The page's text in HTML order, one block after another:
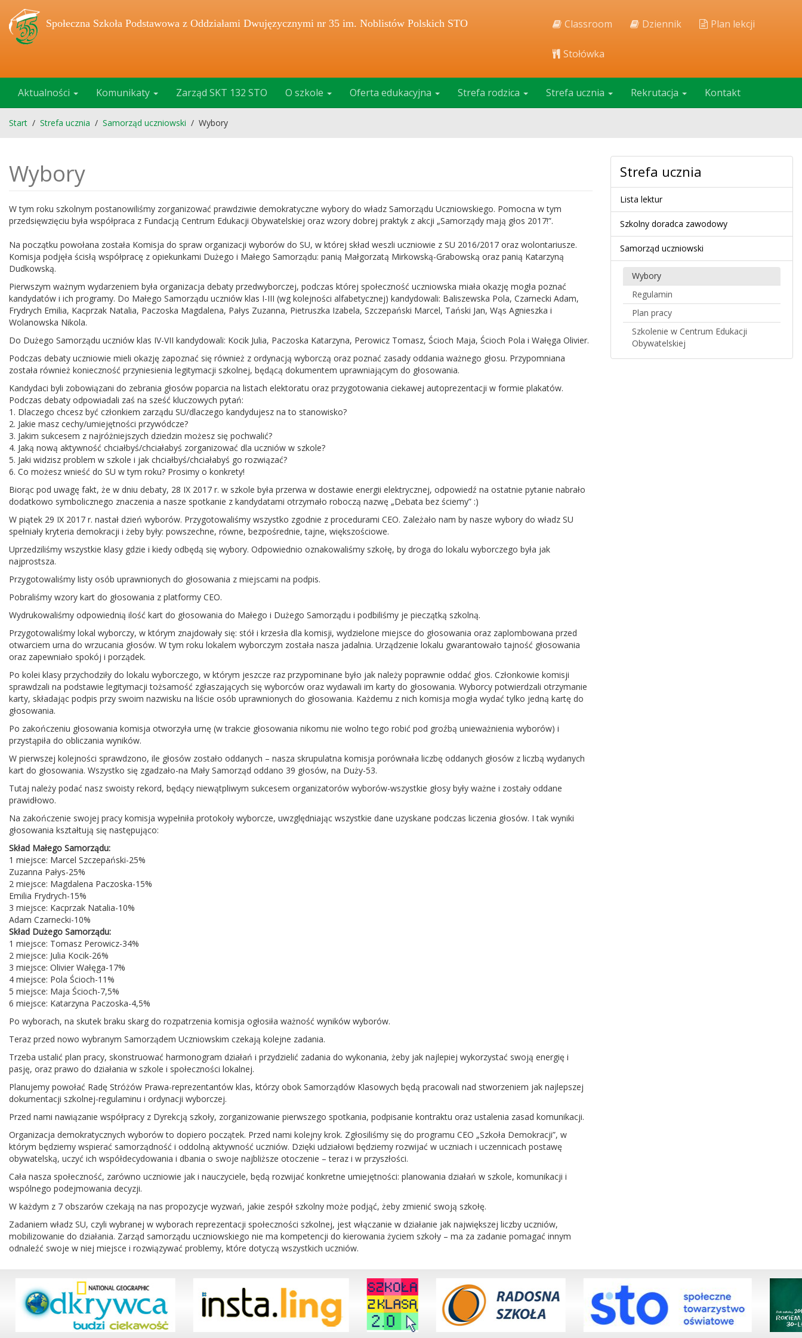
Społeczna Szkoła Podstawowa z Oddziałami Dwujęzycznymi nr 35 im. Noblistów Polskich STO Classroom Dziennik Plan lekcji
Stołówka
Aktualności Komunikaty Zarząd SKT 132 STO O szkole Oferta edukacyjna Strefa rodzica Strefa ucznia Rekrutacja Kontakt
Start / Strefa ucznia / Samorząd uczniowski / Wybory
Wybory
W tym roku szkolnym postanowiliśmy zorganizować prawdziwie demokratyczne wybory do władz Samorządu Uczniowskiego. Pomocna w tym
przedsięwzięciu była współpraca z Fundacją Centrum Edukacji Obywatelskiej oraz wzory dobrej praktyk z akcji „Samorządy mają głos 2017!”.
Na początku powołana została Komisja do spraw organizacji wyborów do SU, w której skład weszli uczniowie z SU 2016/2017 oraz wolontariusze.
Komisja podjęła ścisłą współpracę z opiekunkami Dużego i Małego Samorządu: panią Małgorzatą Mirkowską-Grabowską oraz panią Katarzyną
Dudkowską.
Pierwszym ważnym wydarzeniem była organizacja debaty przedwyborczej, podczas której społeczność uczniowska miała okazję mogła poznać
kandydatów i ich programy. Do Małego Samorządu uczniów klas I-III (wg kolejności alfabetycznej) kandydowali: Baliszewska Pola, Czarnecki Adam,
Frydrych Emilia, Kacprzak Natalia, Paczoska Magdalena, Pałys Zuzanna, Pietruszka Izabela, Szczepański Marcel, Tański Jan, Wąs Agnieszka i
Wolanowska Nikola.
Do Dużego Samorządu uczniów klas IV-VII kandydowali: Kocik Julia, Paczoska Katarzyna, Perowicz Tomasz, Ścioch Maja, Ścioch Pola i Wałęga Olivier.
Podczas debaty uczniowie mieli okazję zapoznać się również z ordynacją wyborczą oraz poznać zasady oddania ważnego głosu. Przypomniana
została również konieczność przyniesienia legitymacji szkolnej, będącą dokumentem uprawniającym do głosowania.
Kandydaci byli zobowiązani do zebrania głosów poparcia na listach elektoratu oraz przygotowania ciekawej autoprezentacji w formie plakatów.
Podczas debaty odpowiadali zaś na sześć kluczowych pytań:
1. Dlaczego chcesz być członkiem zarządu SU/dlaczego kandydujesz na to stanowisko?
2. Jakie masz cechy/umiejętności przywódcze?
3. Jakim sukcesem z najróżniejszych dziedzin możesz się pochwalić?
4. Jaką nową aktywność chciałbyś/chciałabyś zorganizować dla uczniów w szkole?
5. Jaki widzisz problem w szkole i jak chciałbyś/chciałabyś go rozwiązać?
6. Co możesz wnieść do SU w tym roku? Prosimy o konkrety!
Biorąc pod uwagę fakt, że w dniu debaty, 28 IX 2017 r. w szkole była przerwa w dostawie energii elektrycznej, odpowiedź na ostatnie pytanie nabrało
dodatkowo symbolicznego znaczenia a nasze spotkanie z kandydatami otrzymało roboczą nazwę „Debata bez ściemy” :)
W piątek 29 IX 2017 r. nastał dzień wyborów. Przygotowaliśmy wszystko zgodnie z procedurami CEO. Zależało nam by nasze wybory do władz SU
spełniały kryteria demokracji i żeby były: powszechne, równe, bezpośrednie, tajne, większościowe.
Uprzedziliśmy wszystkie klasy gdzie i kiedy odbędą się wybory. Odpowiednio oznakowaliśmy szkołę, by droga do lokalu wyborczego była jak
najprostsza.
Przygotowaliśmy listy osób uprawnionych do głosowania z miejscami na podpis.
Pobraliśmy wzory kart do głosowania z platformy CEO.
Wydrukowaliśmy odpowiednią ilość kart do głosowania do Małego i Dużego Samorządu i podbiliśmy je pieczątką szkolną.
Przygotowaliśmy lokal wyborczy, w którym znajdowały się: stół i krzesła dla komisji, wydzielone miejsce do głosowania oraz zaplombowana przed
otwarciem urna do wrzucania głosów. W tym roku lokalem wyborczym została nasza jadalnia. Urządzenie lokalu gwarantowało tajność głosowania
oraz zapewniało spokój i porządek.
Po kolei klasy przychodziły do lokalu wyborczego, w którym jeszcze raz przypominane było jak należy poprawnie oddać głos. Członkowie komisji
sprawdzali na podstawie legitymacji tożsamość zgłaszających się wyborców oraz wydawali im karty do głosowania. Wyborcy potwierdzali otrzymanie
karty, składając podpis przy swoim nazwisku na liście osób uprawnionych do głosowania. Każdemu z nich komisja mogła wydać tylko jedną kartę do
głosowania.
Po zakończeniu głosowania komisja otworzyła urnę (w trakcie głosowania nikomu nie wolno tego robić pod groźbą unieważnienia wyborów) i
przystąpiła do obliczania wyników.
W pierwszej kolejności sprawdzono, ile głosów zostało oddanych – nasza skrupulatna komisja porównała liczbę oddanych głosów z liczbą wydanych
kart do głosowania. Wszystko się zgadzało-na Mały Samorząd oddano 39 głosów, na Duży-53.
Tutaj należy podać nasz swoisty rekord, będący niewątpliwym sukcesem organizatorów wyborów-wszystkie głosy były ważne i zostały oddane
prawidłowo.
Na zakończenie swojej pracy komisja wypełniła protokoły wyborcze, uwzględniając wszystkie dane uzyskane podczas liczenia głosów. I tak wyniki
głosowania kształtują się następująco:
Skład Małego Samorządu:
1 miejsce: Marcel Szczepański-25%
Zuzanna Pałys-25%
2 miejsce: Magdalena Paczoska-15%
Emilia Frydrych-15%
3 miejsce: Kacprzak Natalia-10%
Adam Czarnecki-10%
Skład Dużego Samorządu:
1 miejsce: Tomasz Perowicz-34%
2 miejsce: Julia Kocik-26%
3 miejsce: Olivier Wałęga-17%
4 miejsce: Pola Ścioch-11%
5 miejsce: Maja Ścioch-7,5%
6 miejsce: Katarzyna Paczoska-4,5%
Po wyborach, na skutek braku skarg do rozpatrzenia komisja ogłosiła ważność wyników wyborów.
Teraz przed nowo wybranym Samorządem Uczniowskim czekają kolejne zadania.
Trzeba ustalić plan pracy, skonstruować harmonogram działań i przydzielić zadania do wykonania, żeby jak najlepiej wykorzystać swoją energię i
pasję, oraz prawo do działania w szkole i społeczności lokalnej.
Planujemy powołać Radę Stróżów Prawa-reprezentantów klas, którzy obok Samorządów Klasowych będą pracowali nad stworzeniem jak najlepszej
dokumentacji szkolnej-regulaminu i ordynacji wyborczej.
Przed nami nawiązanie współpracy z Dyrekcją szkoły, zorganizowanie pierwszego spotkania, podpisanie kontraktu oraz ustalenia zasad komunikacji.
Organizacja demokratycznych wyborów to dopiero początek. Przed nami kolejny krok. Zgłosiliśmy się do programu CEO „Szkoła Demokracji”, w
którym będziemy wspierać samorządność i oddolną aktywność uczniów. Dzięki udziałowi będziemy rozwijać w uczniach i uczennicach postawę
obywatelską, uczyć ich współdecydowania i dbania o swoje najbliższe otoczenie – teraz i w przyszłości.
Cała nasza społeczność, zarówno uczniowie jak i nauczyciele, będą rozwijać konkretne umiejętności: planowania działań w szkole, komunikacji i
wspólnego podejmowania decyzji.
W każdym z 7 obszarów czekają na nas propozycje wyzwań, jakie zespół szkolny może podjąć, żeby zmienić swoją szkołę.
Zadaniem władz SU, czyli wybranej w wyborach reprezentacji społeczności szkolnej, jest włączanie w działanie jak największej liczby uczniów,
mobilizowanie do działania. Zarząd samorządu uczniowskiego nie ma kompetencji do kierowania życiem szkoły – ma za zadanie pomagać innym
odnaleźć swoje w niej miejsce i rozwiązywać problemy, które dotyczą wszystkich uczniów.
Strefa ucznia
Lista lektur
Szkolny doradca zawodowy
Samorząd uczniowski
Wybory
Regulamin
Plan pracy
Szkolenie w Centrum Edukacji
Obywatelskiej